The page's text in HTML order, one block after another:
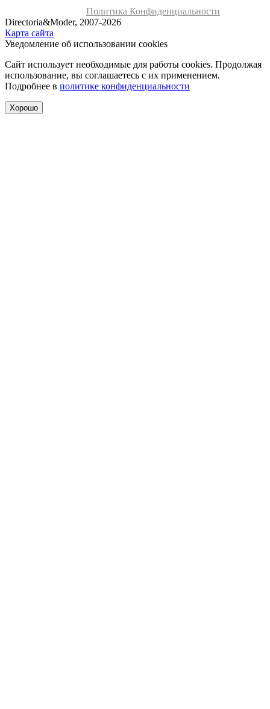
Политика Конфиденциальности
Directoria&Moder, 2007-2026
Карта сайта
Уведомление об использовании cookies
Сайт использует необходимые для работы cookies. Продолжая
использование, вы соглашаетесь с их применением.
Подробнее в политике конфиденциальности
Хорошо